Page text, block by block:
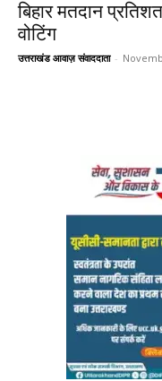
बिहार मतदान
वोटिंग
उत्तराखंड आवाज़ संवाददाता -